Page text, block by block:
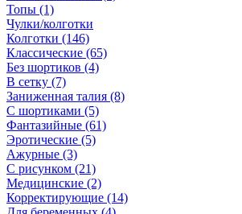
Топы (1)
Чулки/колготки
Колготки (146)
Классические (65)
Без шортиков (4)
В сетку (7)
Заниженная талия (8)
C шортиками (5)
Фантазийные (61)
Эротические (5)
Ажурные (3)
С рисунком (21)
Медицинские (2)
Корректирующие (14)